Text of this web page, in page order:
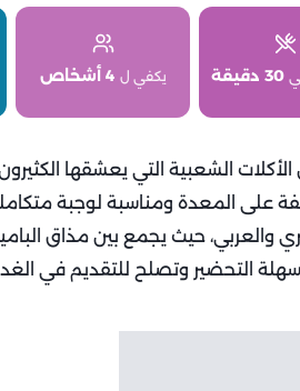
30 دقيقة يكفي ل 4 أشخاص
الشعبية التي يعشقها
خفيفة على المعدة ومناسبة لوجبة
والعربي، حيث يجمع بين مذاق
سهلة التحضير وتصلح للتقديم في